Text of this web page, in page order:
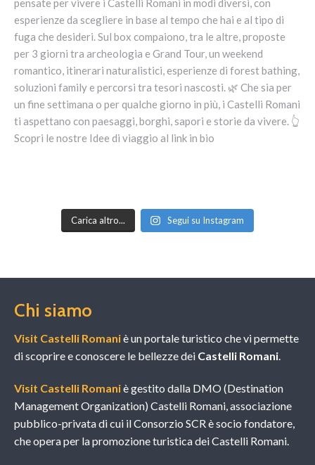
Carica altro... Segui su Instagram
Chi siamo
Visit Castelli Romaniè un portale turistico che vi permette
di scoprire e conoscere le bellezze dei Castelli Romani.
Visit Castelli Romaniè gestito dalla DMO (Destination
Management Organization) Castelli Romani, associazione
pubblico-privata di cui il Consorzio SCR è socio fondatore,
che opera per la promozione turistica dei Castelli Romani.